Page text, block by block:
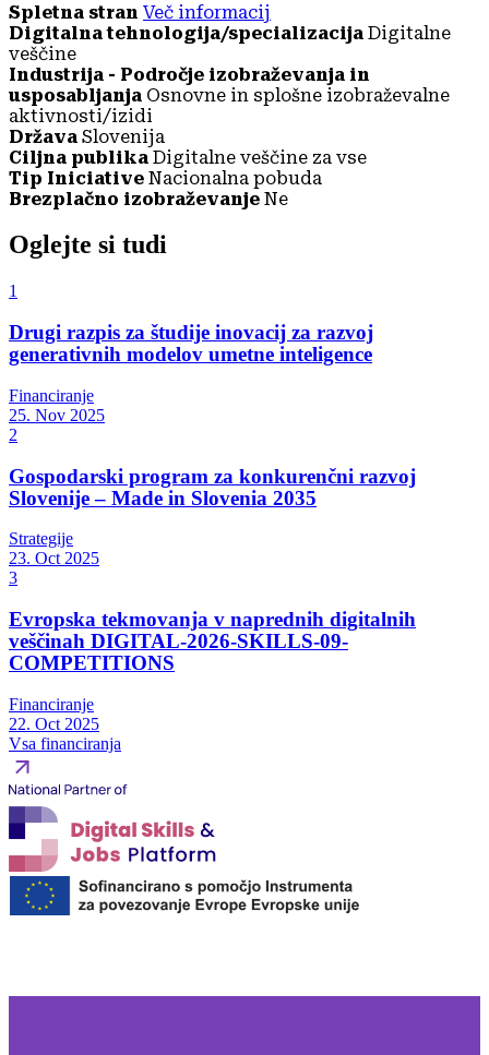
Spletna stran Več informacij
Digitalna tehnologija/specializacija Digitalne
veščine
Industrija - Področje izobraževanja in
usposabljanja Osnovne in splošne izobraževalne
aktivnosti/izidi
Država Slovenija
Ciljna publika Digitalne veščine za vse
Tip Iniciative Nacionalna pobuda
Brezplačno izobraževanje Ne
Oglejte si tudi
1
Drugi razpis za študije inovacij za razvoj
generativnih modelov umetne inteligence
Financiranje
25. Nov 2025
2
Gospodarski program za konkurenčni razvoj
Slovenije – Made in Slovenia 2035
Strategije
23. Oct 2025
3
Evropska tekmovanja v naprednih digitalnih
veščinah DIGITAL-2026-SKILLS-09-
COMPETITIONS
Financiranje
22. Oct 2025
Vsa financiranja